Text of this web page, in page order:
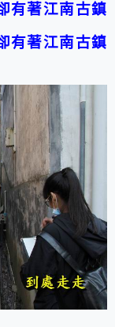
有著江南古鎮
有著江南古鎮